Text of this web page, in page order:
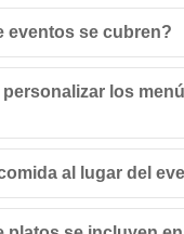
eventos se cubren?
los
al lugar del